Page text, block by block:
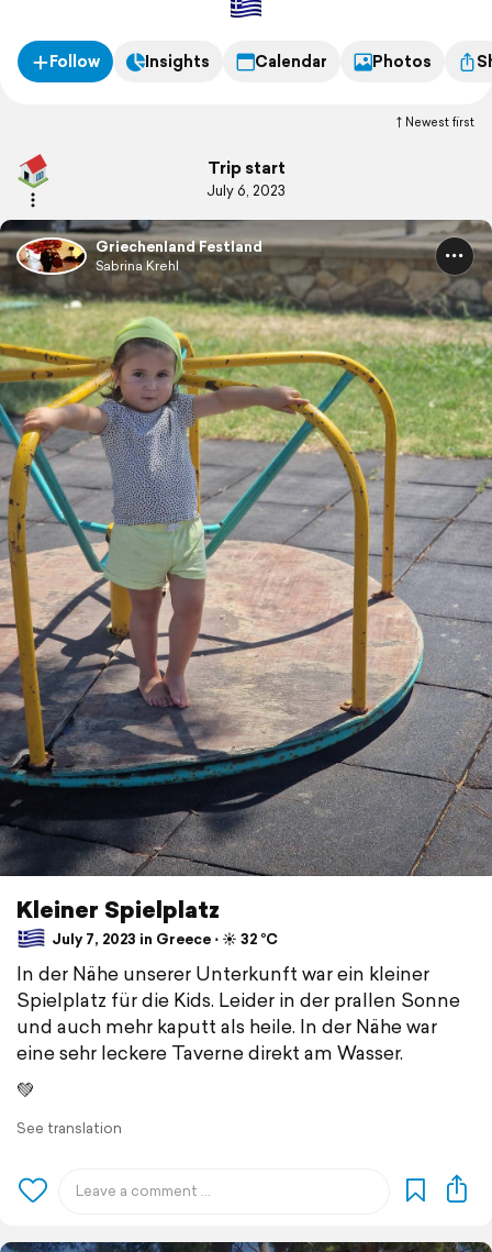
Follow Insights Calendar Photos
Newest first
Trip start
July 6, 2023
Griechenland Festland
Sabrina Krehl
Kleiner Spielplatz
July 7, 2023 in Greece ⋅ ☀️ 32 °C
In der Nähe unserer Unterkunft war ein kleiner
Spielplatz für die Kids. Leider in der prallen Sonne
und auch mehr kaputt als heile. In der Nähe war
eine sehr leckere Taverne direkt am Wasser.
💚
See translation